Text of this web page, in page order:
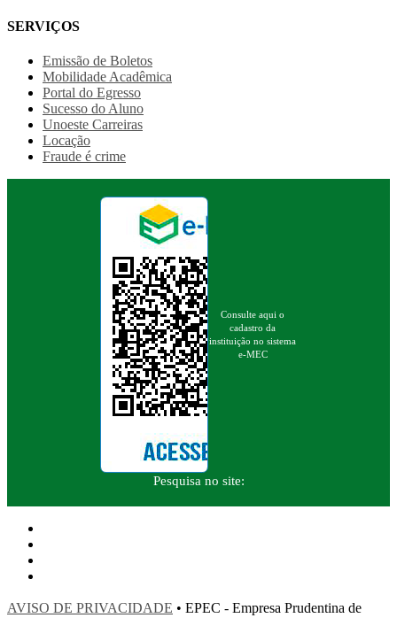
SERVIÇOS
Emissão de Boletos
Mobilidade Acadêmica
Portal do Egresso
Sucesso do Aluno
Unoeste Carreiras
Locação
Fraude é crime
Consulte aqui o
cadastro da
instituição no sistema
e-MEC
Pesquisa no site:
AVISO DE PRIVACIDADE • EPEC - Empresa Prudentina de